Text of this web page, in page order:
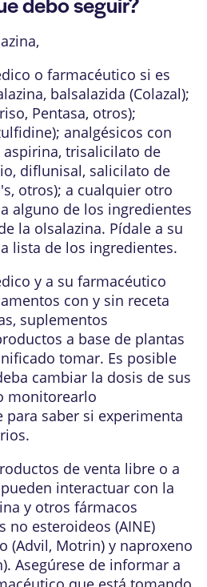
o farmacéutico si es
balsalazida (Colazal);
Pentasa, otros);
analgésicos con
trisalicilato de
diflunisal, salicilato de
otros); a cualquier otro
alguno de los ingredientes
la olsalazina. Pídale a su
lista de los ingredientes.
y a su farmacéutico
con y sin receta
suplementos
a base de plantas
tomar. Es posible
cambiar la dosis de sus
monitorearlo
para saber si experimenta
de venta libre o a
interactuar con la
y otros fármacos
esteroideos (AINE)
(Advil, Motrin) y naproxeno
Asegúrese de informar a